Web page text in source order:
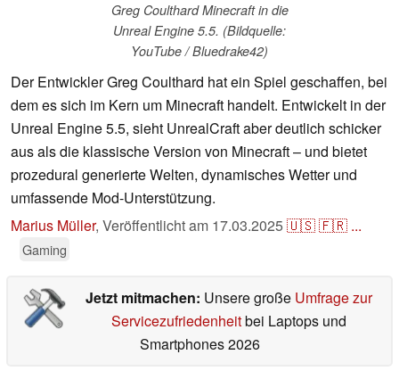
Greg Coulthard Minecraft in die
Unreal Engine 5.5. (Bildquelle:
YouTube / Bluedrake42)
Der Entwickler Greg Coulthard hat ein Spiel geschaffen, bei
dem es sich im Kern um Minecraft handelt. Entwickelt in der
Unreal Engine 5.5, sieht UnrealCraft aber deutlich schicker
aus als die klassische Version von Minecraft – und bietet
prozedural generierte Welten, dynamisches Wetter und
umfassende Mod-Unterstützung.
Marius Müller, Veröffentlicht am 17.03.2025🇺🇸🇫🇷 ...
Gaming
Jetzt mitmachen: Unsere große Umfrage zur
Servicezufriedenheitbei Laptops und
Smartphones 2026